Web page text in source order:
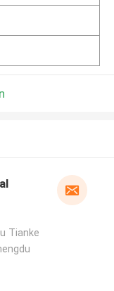
Tianke